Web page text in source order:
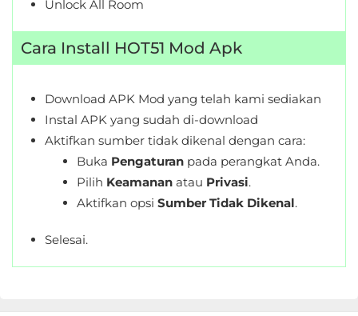
Personalization
Photography
Productivity
Shopping
Sport
Unlock All Room
Cara Install HOT51 Mod Apk
Download APK Mod yang telah kami sediakan
Instal APK yang sudah di-download
Aktifkan sumber tidak dikenal dengan cara:
Buka Pengaturan pada perangkat Anda.
Pilih Keamanan atau Privasi.
Aktifkan opsi Sumber Tidak Dikenal.
Selesai.